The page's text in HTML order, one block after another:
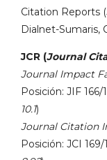
Citation Reports
Dialnet-Sumaris,
JCR (Journal
Journal Impact
Posición: JIF 166/
10.1)
Journal Citation
Posición: JCI 169/